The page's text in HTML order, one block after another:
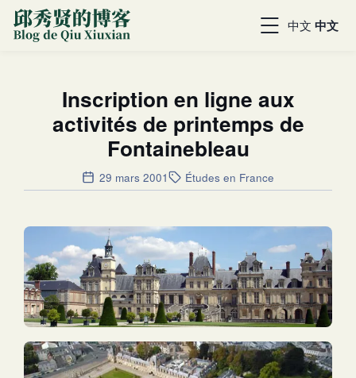
中文 中文
Inscription en ligne aux
activités de printemps de
Fontainebleau
29 mars 2001 Études en France